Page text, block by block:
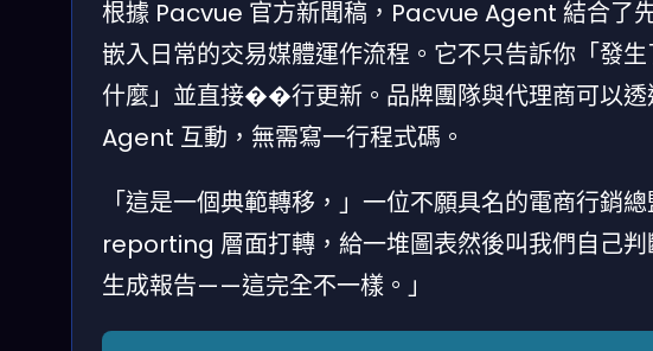
根據 Pacvue 官方新聞稿，Pacvue Agent 結合了
嵌入日常的交易媒體運作流程。它不只告訴你「發
什麼」並直接��行更新。品牌團隊與代理商可以
Agent 互動，無需寫一行程式碼。
「這是一個典範轉移，」一位不願具名的電商行銷
reporting 層面打轉，給一堆圖表然後叫我們自己
生成報告——這完全不一樣。」